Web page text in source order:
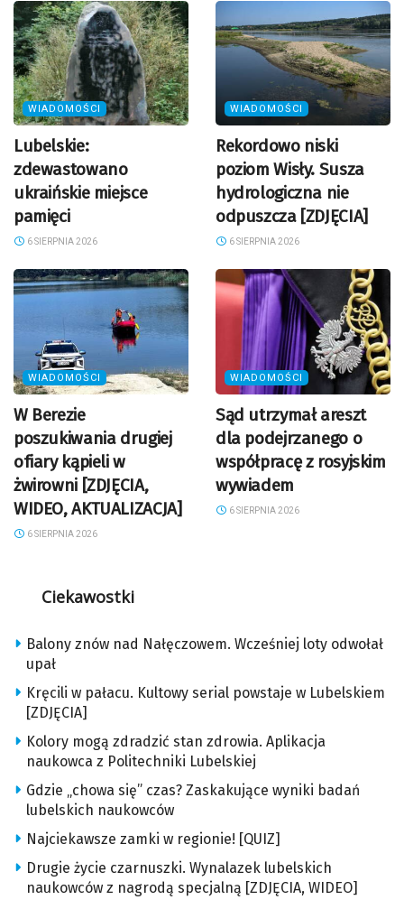
WIADOMOŚCI
Lubelskie:
zdewastowano
ukraińskie miejsce
pamięci
6 SIERPNIA 2026
WIADOMOŚCI
Rekordowo niski
poziom Wisły. Susza
hydrologiczna nie
odpuszcza [ZDJĘCIA]
6 SIERPNIA 2026
WIADOMOŚCI
W Berezie
poszukiwania drugiej
ofiary kąpieli w
żwirowni [ZDJĘCIA,
WIDEO, AKTUALIZACJA]
6 SIERPNIA 2026
WIADOMOŚCI
Sąd utrzymał areszt
dla podejrzanego o
współpracę z rosyjskim
wywiadem
6 SIERPNIA 2026
Ciekawostki
Balony znów nad Nałęczowem. Wcześniej loty odwołał
upał
Kręcili w pałacu. Kultowy serial powstaje w Lubelskiem
[ZDJĘCIA]
Kolory mogą zdradzić stan zdrowia. Aplikacja
naukowca z Politechniki Lubelskiej
Gdzie „chowa się” czas? Zaskakujące wyniki badań
lubelskich naukowców
Najciekawsze zamki w regionie! [QUIZ]
Drugie życie czarnuszki. Wynalazek lubelskich
naukowców z nagrodą specjalną [ZDJĘCIA, WIDEO]